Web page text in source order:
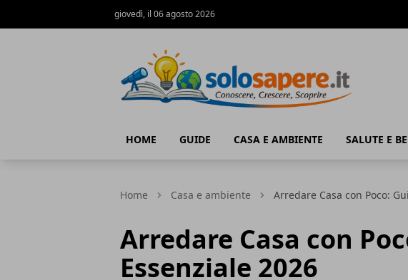
giovedì, il 06 agosto 2026
HOME GUIDE CASA E AMBIENTE SALUTE E
Home Casa e ambiente Arredare Casa con Poco:
Arredare Casa con
Essenziale 2026